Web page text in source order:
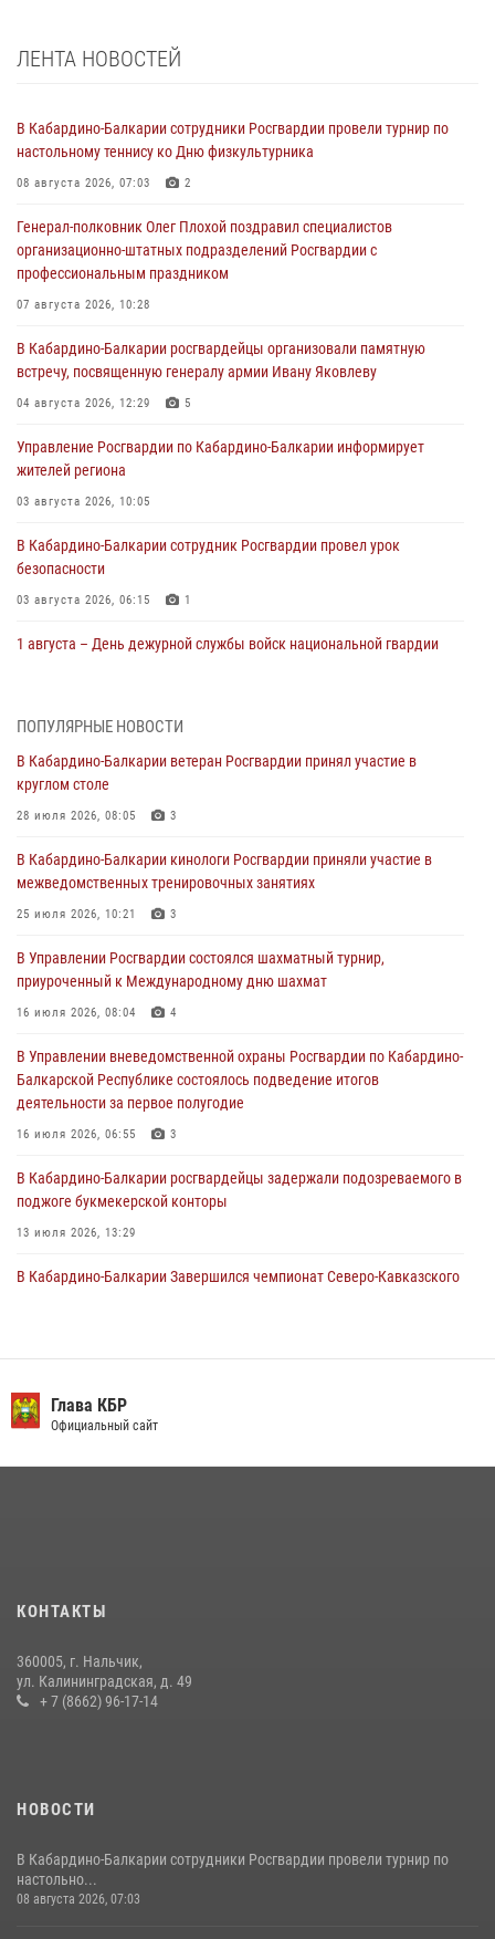
ЛЕНТА НОВОСТЕЙ
В Кабардино-Балкарии сотрудники Росгвардии провели турнир по
настольному теннису ко Дню физкультурника
08 августа 2026, 07:03 2
Генерал-полковник Олег Плохой поздравил специалистов
организационно-штатных подразделений Росгвардии с
профессиональным праздником
07 августа 2026, 10:28
В Кабардино-Балкарии росгвардейцы организовали памятную
встречу, посвященную генералу армии Ивану Яковлеву
04 августа 2026, 12:29 5
Управление Росгвардии по Кабардино-Балкарии информирует
жителей региона
03 августа 2026, 10:05
В Кабардино‑Балкарии сотрудник Росгвардии провел урок
безопасности
03 августа 2026, 06:15 1
1 августа – День дежурной службы войск национальной гвардии
мировой войне 1914-1918 годов
01 августа 2026, 07:30
поздравил специалистов подразделений тыла с профессиональным
праздником
01 августа 2026, 00:10
Росгвардия обеспечивает безопасность граждан на южном
направлении
31 июля 2026, 09:22
Состоялась рабочая встреча директора Росгвардии Героя России
генерала армии Виктора Золотова с заместителем полномочного
представителя Президента Российской Федерации в Северо-
Кавказском федеральном округе Виталием Кузнецовым
ПОПУЛЯРНЫЕ НОВОСТИ
В Кабардино-Балкарии ветеран Росгвардии принял участие в
круглом столе
28 июля 2026, 08:05 3
В Кабардино-Балкарии кинологи Росгвардии приняли участие в
межведомственных тренировочных занятиях
25 июля 2026, 10:21 3
В Управлении Росгвардии состоялся шахматный турнир,
приуроченный к Международному дню шахмат
16 июля 2026, 08:04 4
В Управлении вневедомственной охраны Росгвардии по Кабардино-
Балкарской Республике состоялось подведение итогов
деятельности за первое полугодие
16 июля 2026, 06:55 3
В Кабардино-Балкарии росгвардейцы задержали подозреваемого в
поджоге букмекерской конторы
13 июля 2026, 13:29
В Кабардино-Балкарии Завершился чемпионат Северо-Кавказского
округе Росгвардии
09 июля 2026, 08:36
В Кабардино-Балкарии при силовой поддержке Росгвардии изъяты
оружие и наркотические средства
Глава КБР
Официальный сайт
КОНТАКТЫ
360005, г. Нальчик,
ул. Калининградская, д. 49
+ 7 (8662) 96-17-14
НОВОСТИ
В Кабардино-Балкарии сотрудники Росгвардии провели турнир по
настольно...
08 августа 2026, 07:03